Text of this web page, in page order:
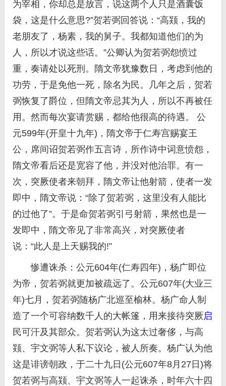
为宰相，你却总是放言，说这两个人只是酒囊饭
袋，这是什么意思?”贺若弼回答说：“高颎，我的
老朋友了，杨素，我的舅子。我都知道他们的为
人，所以才说这些话。”公卿认为贺若弼怨愤过
重，奏请处以死刑。隋文帝犹豫数日，考虑到他的
功劳，于是免他一死，除名为民。几年之后，贺若
弼恢复了爵位，但隋文帝忌其为人，所以不再被任
用。然而每次宴请赏赐，都给他很高的待遇。 公
元599年(开皇十九年)，隋文帝于仁寿宫赐宴王
公，席间诏贺若弼作五言诗，所作诗中词意愤怨，
隋文帝看后还是宽容了他，并没对他治罪。有一
次，突厥使者来朝拜，隋文帝让他射箭，使者一发
即中，隋文帝说：“除了贺若弼，这里没有人能比
的过他了”。于是命贺若弼引弓射箭，果然也是一
发即中，隋文帝见了非常高兴，对突厥使者
说：“此人是上天赐我的!”
惨遭诛杀：公元604年(仁寿四年)，杨广即位
为帝，贺若弼就更加被疏远了。公元607年(大业三
年)七月，贺若弼随杨广北巡至榆林。杨广命人制
造了一个可容纳数千人的大帐篷，用来接待突厥启
民可汗及其部众。贺若弼认为这太过奢侈，与高
颎、宇文弼等人私下议论，被人所奏。杨广认为他
这是诽谤朝政，于二十九日(公元607年8月27日)将
贺若弼与高颎、宇文弼等人一起诛杀，时年六十四